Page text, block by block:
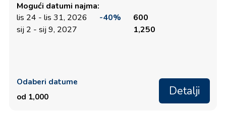
Mogući datumi najma:
lis 24 - lis 31, 2026
-40%
600
sij 2 - sij 9, 2027
1,250
Odaberi datume
od 1,000
Detalji